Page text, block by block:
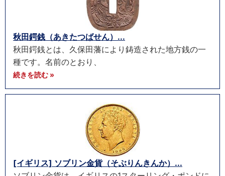
秋田鍔銭（あきたつばせん）...
秋田鍔銭とは、久保田藩により鋳造された地方銭の一
種です。名前のとおり、
続きを読む »
[イギリス] ソブリン金貨（そぶりんきんか）...